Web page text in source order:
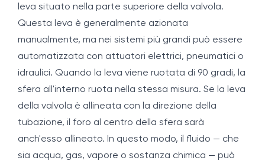
leva situato nella parte superiore della valvola.
Questa leva è generalmente azionata
manualmente, ma nei sistemi più grandi può essere
automatizzata con attuatori elettrici, pneumatici o
idraulici. Quando la leva viene ruotata di 90 gradi, la
sfera all'interno ruota nella stessa misura. Se la leva
della valvola è allineata con la direzione della
tubazione, il foro al centro della sfera sarà
anch'esso allineato. In questo modo, il fluido — che
sia acqua, gas, vapore o sostanza chimica — può